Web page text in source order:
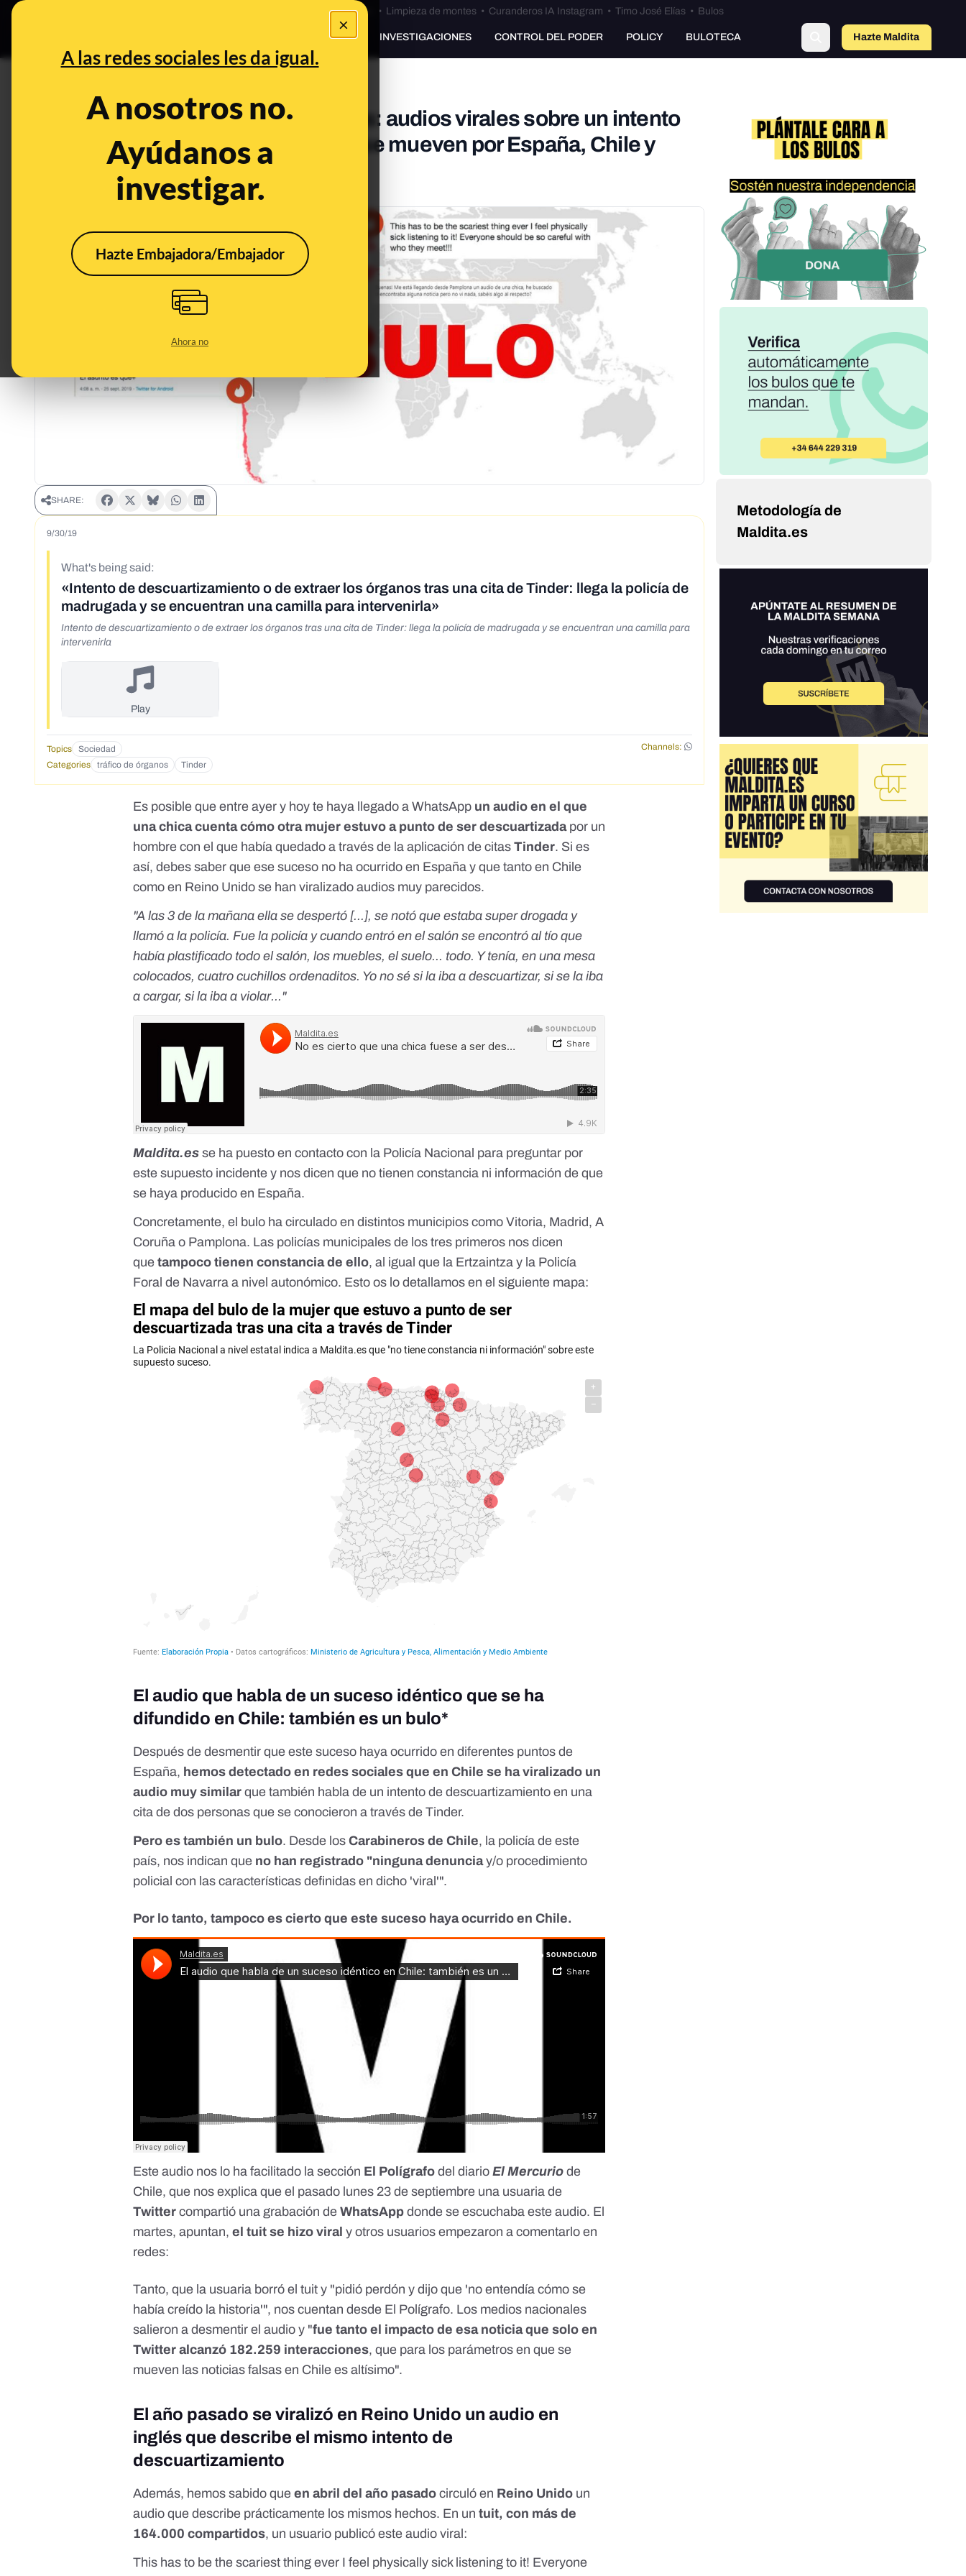
×
A las redes sociales les da igual.
A nosotros no.
Ayúdanos a
investigar.
Hazte Embajadora/Embajador
Ahora no
Bulos Ceuta • Limpieza de montes• Curanderos IA Instagram • Timo José Elías• Bulos
PREBUNKING INVESTIGACIONES CONTROL DEL PODER POLICY BULOTECA Hazte Maldita
El bulo de Tinder traspasa fronteras: audios virales sobre un intento
de descuartizamiento a una chica se mueven por España, Chile y
Reino Unido
Sep 25, 2019, 7:30:52 PM
SHARE:
9/30/19
What's being said:
«Intento de descuartizamiento o de extraer los órganos tras una cita de Tinder: llega la policía de
madrugada y se encuentran una camilla para intervenirla»
Intento de descuartizamiento o de extraer los órganos tras una cita de Tinder: llega la policía de madrugada y se encuentran una camilla para
intervenirla
Play
Topics Sociedad
Channels:
Categories
tráfico de órganos Tinder
Es posible que entre ayer y hoy te haya llegado a WhatsApp un audio en el que
una chica cuenta cómo otra mujer estuvo a punto de ser descuartizadapor un
hombre con el que había quedado a través de la aplicación de citasTinder. Si es
así, debes saber que ese suceso no ha ocurrido en España y que tanto en Chile
como en Reino Unido se han viralizado audios muy parecidos.
"A las 3 de la mañana ella se despertó [...], se notó que estaba super drogada y
llamó a la policía. Fue la policía y cuando entró en el salón se encontró al tío que
había plastificado todo el salón, los muebles, el suelo... todo. Y tenía, en una mesa
colocados, cuatro cuchillos ordenaditos. Yo no sé si la iba a descuartizar, si se la iba
a cargar, si la iba a violar..."
Maldita.es se ha puesto en contacto con la Policía Nacional para preguntar por
este supuesto incidente y nos dicen que no tienen constancia ni información de que
se haya producido en España.
Concretamente, el bulo ha circulado en distintos municipios como Vitoria, Madrid, A
Coruña o Pamplona. Las policías municipales de los tres primeros nos dicen
quetampoco tienen constancia de ello, al igual que la Ertzaintza y la Policía
Foral de Navarra a nivel autonómico. Esto os lo detallamos en el siguiente mapa:
El audio que habla de un suceso idéntico que se ha
difundido en Chile: también es un bulo*
Después de desmentir que este suceso haya ocurrido en diferentes puntos de
España, hemos detectado en redes sociales que en Chile se ha viralizado un
audio muy similar que también habla de un intento de descuartizamiento en una
cita de dos personas que se conocieron a través de Tinder.
Pero es también un bulo. Desde losCarabineros de Chile, la policía de este
país, nos indican que no han registrado "ninguna denunciay/o procedimiento
policial con las características definidas en dicho 'viral'".
Por lo tanto, tampoco es cierto que este suceso haya ocurrido en Chile.
Este audio nos lo ha facilitado la sección El Polígrafo del diario El Mercurio de
Chile, que nos explica que el pasado lunes 23 de septiembre una usuaria de
Twitter compartió una grabación deWhatsApp donde se escuchaba este audio. El
martes, apuntan,el tuit se hizo viral y otros usuarios empezaron a comentarlo en
redes:
Tanto, que la usuaria borró el tuit y "pidió perdón y dijo que 'no entendía cómo se
había creído la historia'", nos cuentan desde El Polígrafo. Los medios nacionales
salieron a desmentir el audio y "fue tanto el impacto de esa noticia que solo en
Twitter alcanzó 182.259 interacciones, que para los parámetros en que se
mueven las noticias falsas en Chile es altísimo".
El año pasado se viralizó en Reino Unido un audio en
inglés que describe el mismo intento de
descuartizamiento
Además, hemos sabido queen abril del año pasado circuló en Reino Unido un
audio que describe prácticamente los mismos hechos. En untuit, con más de
164.000 compartidos, un usuario publicó este audio viral:
This has to be the scariest thing ever I feel physically sick listening to it! Everyone
Metodología de
Maldita.es